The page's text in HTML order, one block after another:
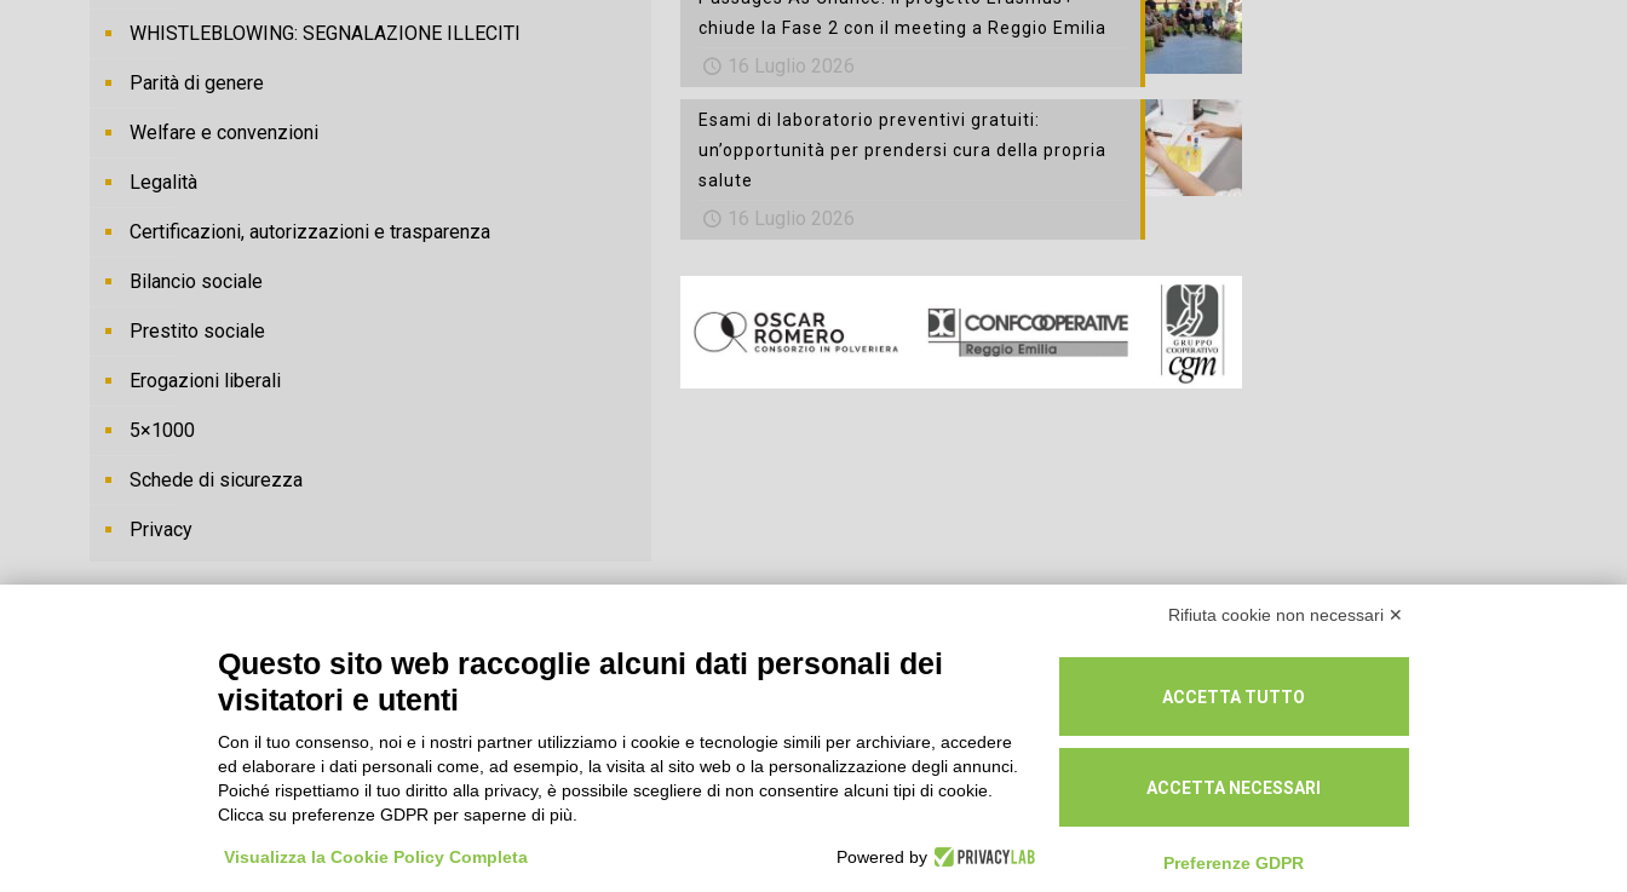
WHISTLEBLOWING: SEGNALAZIONE ILLECITI
Parità di genere
Welfare e convenzioni
Legalità
Certificazioni, autorizzazioni e trasparenza
Bilancio sociale
Prestito sociale
Erogazioni liberali
5×1000
Schede di sicurezza
Privacy
chiude la Fase 2 con il meeting a Reggio Emilia
16 Luglio 2026
Esami di laboratorio preventivi gratuiti:
un’opportunità per prendersi cura della propria
salute
16 Luglio 2026
© Cooperativa L'Ovile. Iscr.Reg.Imp.R.E. e P.IVA 01541120356 - Albo Cooperative a mutualità prevalente n.A114164
Rifiuta cookie non necessari ✕
Questo sito web raccoglie alcuni dati personali dei
visitatori e utenti
Con il tuo consenso, noi e i nostri partner utilizziamo i cookie e tecnologie simili per archiviare, accedere
ed elaborare i dati personali come, ad esempio, la visita al sito web o la personalizzazione degli annunci.
Poiché rispettiamo il tuo diritto alla privacy, è possibile scegliere di non consentire alcuni tipi di cookie.
Clicca su preferenze GDPR per saperne di più.
Visualizza la Cookie Policy Completa Powered by
ACCETTA TUTTO
ACCETTA NECESSARI
Preferenze GDPR